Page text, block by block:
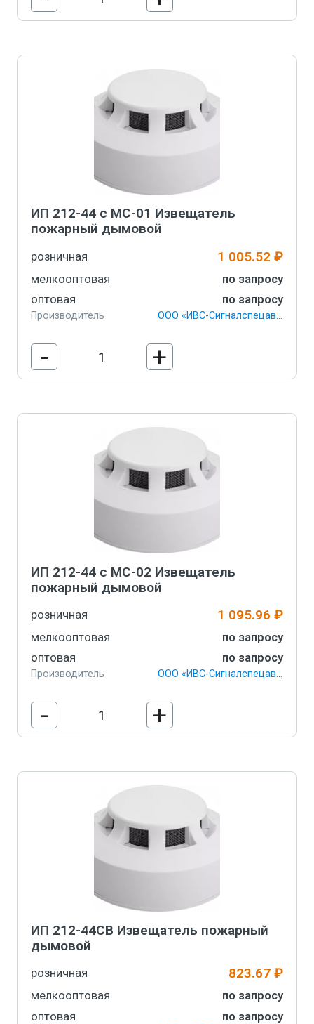
ИП 212-44 с МС-01 Извещатель
пожарный дымовой
розничная 1 005.52 ₽
мелкооптовая
по запросу
оптовая
по запросу
Производитель ООО «ИВС-Сигналспецавтоматика»
- +
ИП 212-44 с МС-02 Извещатель
пожарный дымовой
розничная 1 095.96 ₽
мелкооптовая
по запросу
оптовая
по запросу
Производитель ООО «ИВС-Сигналспецавтоматика»
- +
ИП 212-44СВ Извещатель пожарный
дымовой
розничная 823.67 ₽
мелкооптовая
по запросу
оптовая
по запросу